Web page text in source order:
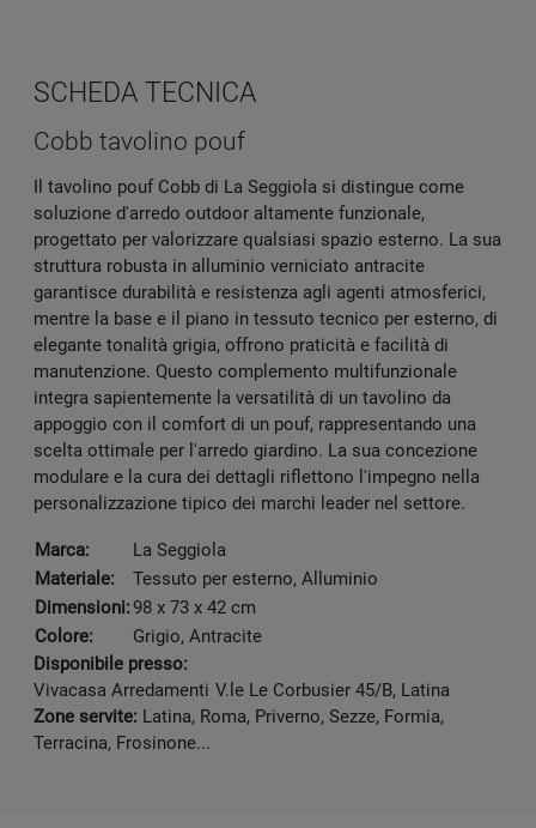
SCHEDA TECNICA
Cobb tavolino pouf
Il tavolino pouf Cobb di La Seggiola si distingue come
soluzione d'arredo outdoor altamente funzionale,
progettato per valorizzare qualsiasi spazio esterno. La sua
struttura robusta in alluminio verniciato antracite
garantisce durabilità e resistenza agli agenti atmosferici,
mentre la base e il piano in tessuto tecnico per esterno, di
elegante tonalità grigia, offrono praticità e facilità di
manutenzione. Questo complemento multifunzionale
integra sapientemente la versatilità di un tavolino da
appoggio con il comfort di un pouf, rappresentando una
scelta ottimale per l'arredo giardino. La sua concezione
modulare e la cura dei dettagli riflettono l'impegno nella
personalizzazione tipico dei marchi leader nel settore.
Marca:
La Seggiola
Materiale:
Tessuto per esterno, Alluminio
Dimensioni:98 x 73 x 42 cm
Colore:
Grigio, Antracite
Disponibile presso:
Vivacasa Arredamenti V.le Le Corbusier 45/B, Latina
Zone servite: Latina, Roma, Priverno, Sezze, Formia,
Terracina, Frosinone...